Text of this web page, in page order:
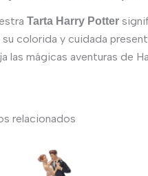
Tarta Harry Potter
su colorida y cuidada
las mágicas aventuras de
relacionados